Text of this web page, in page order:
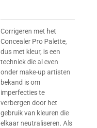
Corrigeren met het
Concealer Pro Palette,
dus met kleur, is een
techniek die al even
onder make-up artisten
bekand is om
imperfecties te
verbergen door het
gebruik van kleuren die
elkaar neutraliseren. Als